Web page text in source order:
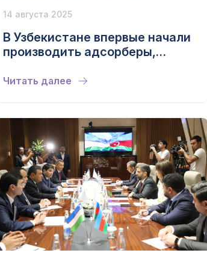
14 августа 2025
В Узбекистане впервые начали
производить адсорберы,
для очистки природного газа
Читать далее